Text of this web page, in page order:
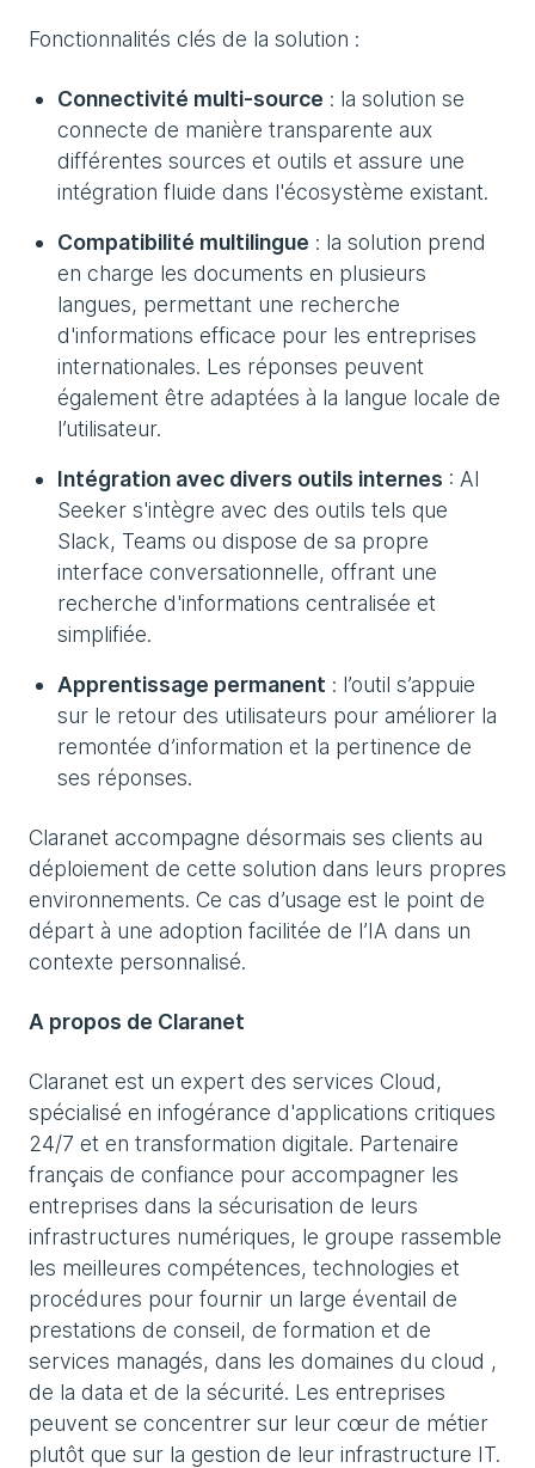
Fonctionnalités clés de la solution :
Connectivité multi-source : la solution se
connecte de manière transparente aux
différentes sources et outils et assure une
intégration fluide dans l'écosystème existant.
Compatibilité multilingue : la solution prend
en charge les documents en plusieurs
langues, permettant une recherche
d'informations efficace pour les entreprises
internationales. Les réponses peuvent
également être adaptées à la langue locale de
l’utilisateur.
Intégration avec divers outils internes : AI
Seeker s'intègre avec des outils tels que
Slack, Teams ou dispose de sa propre
interface conversationnelle, offrant une
recherche d'informations centralisée et
simplifiée.
Apprentissage permanent : l’outil s’appuie
sur le retour des utilisateurs pour améliorer la
remontée d’information et la pertinence de
ses réponses.
Claranet accompagne désormais ses clients au
déploiement de cette solution dans leurs propres
environnements. Ce cas d’usage est le point de
départ à une adoption facilitée de l’IA dans un
contexte personnalisé.
A propos de Claranet
Claranet est un expert des services Cloud,
spécialisé en infogérance d'applications critiques
24/7 et en transformation digitale. Partenaire
français de confiance pour accompagner les
entreprises dans la sécurisation de leurs
infrastructures numériques, le groupe rassemble
les meilleures compétences, technologies et
procédures pour fournir un large éventail de
prestations de conseil, de formation et de
services managés, dans les domaines du cloud ,
de la data et de la sécurité. Les entreprises
peuvent se concentrer sur leur cœur de métier
plutôt que sur la gestion de leur infrastructure IT.